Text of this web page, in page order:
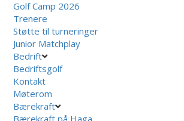
Golf Camp 2026
Trenere
Støtte til turneringer
Junior Matchplay
Bedrift
Bedriftsgolf
Kontakt
Møterom
Bærekraft
Bærekraft på Haga